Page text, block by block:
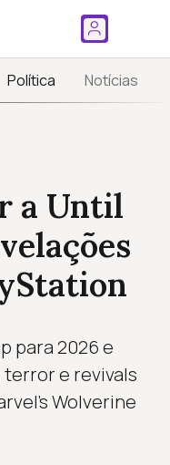
Política Notícias
a Until
para 2026 e
terror e revivals
Wolverine